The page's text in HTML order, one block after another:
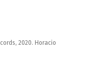
2020. Horacio